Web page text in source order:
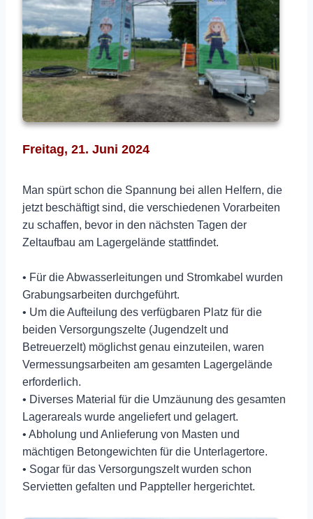
Freitag, 21. Juni 2024
Man spürt schon die Spannung bei allen Helfern, die
jetzt beschäftigt sind, die verschiedenen Vorarbeiten
zu schaffen, bevor in den nächsten Tagen der
Zeltaufbau am Lagergelände stattfindet.
• Für die Abwasserleitungen und Stromkabel wurden
Grabungsarbeiten durchgeführt.
• Um die Aufteilung des verfügbaren Platz für die
beiden Versorgungszelte (Jugendzelt und
Betreuerzelt) möglichst genau einzuteilen, waren
Vermessungsarbeiten am gesamten Lagergelände
erforderlich.
• Diverses Material für die Umzäunung des gesamten
Lagerareals wurde angeliefert und gelagert.
• Abholung und Anlieferung von Masten und
mächtigen Betongewichten für die Unterlagertore.
• Sogar für das Versorgungszelt wurden schon
Servietten gefalten und Pappteller hergerichtet.